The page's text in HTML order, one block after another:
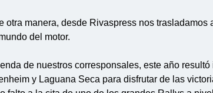
otra manera, desde Rivaspress nos trasladamos
del motor.
de nuestros corresponsales, este año
y Laguana Seca para disfrutar de las